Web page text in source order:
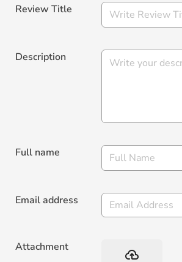
Review Title
Description
Full name
Email address
Attachment backup